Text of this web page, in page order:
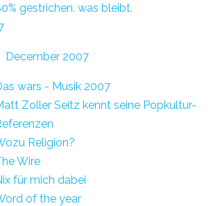
gestrichen. was bleibt.
December 2007
wars - Musik 2007
Zoller Seitz kennt seine Popkultur-
Religion?
Wire
für mich dabei
of the year